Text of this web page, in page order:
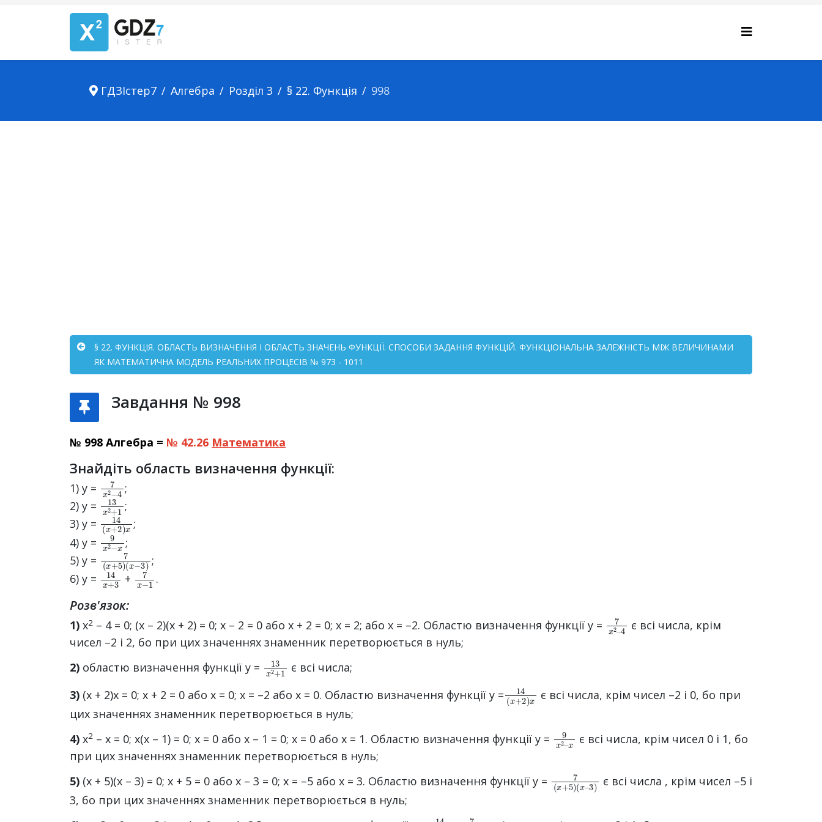
ГДЗІстер7 Алгебра Розділ 3 § 22. Функція 998
§ 22. ФУНКЦІЯ. ОБЛАСТЬ ВИЗНАЧЕННЯ І ОБЛАСТЬ ЗНАЧЕНЬ ФУНКЦІЇ. СПОСОБИ ЗАДАННЯ ФУНКЦІЙ. ФУНКЦІОНАЛЬНА ЗАЛЕЖНІСТЬ МІЖ ВЕЛИЧИНАМИ
ЯК МАТЕМАТИЧНА МОДЕЛЬ РЕАЛЬНИХ ПРОЦЕСІВ № 973 - 1011
Завдання № 998
№ 998 Алгебра = № 42.26 Математика
Знайдіть область визначення функції:
1) y = 7 x2
;
2) y = 13x2;
3) y = 14(x + ;
4) y = 9x2−x
;
5) y = 7(x+5
(x−3)
;
6) y = 14x+3
+ 7x− .
Розв'язок:
1) x2 – 4 = 0; (х – 2)(х + 2) = 0; х – 2 = 0 або х + 2 = 0; х = 2; або х = –2. Областю визначення функції у = x
є всі числа, крім
чисел –2 і 2, бо при цих значеннях знаменник перетворюється в нуль;
2) областю визначення функції у = 13x
є всі числа;
3) (х + 2)х = 0; х + 2 = 0 або х = 0; х = –2 або х = 0. Областю визначення функції у = 14(x
є всі числа, крім чисел –2 і 0, бо при
цих значеннях знаменник перетворюється в нуль;
4) x2 – х = 0; х(х – 1) = 0; х = 0 або x – 1 = 0; x = 0 або х = 1. Областю визначення функції у = x
є всі числа, крім чисел 0 i 1, бо
при цих значеннях знаменник перетворюється в нуль;
5) (х + 5)(х – 3) = 0; х + 5 = 0 або х – 3 = 0; х = –5 або х = 3. Областю визначення функції у = +5
3)
є всі числа , крім чисел –5 і
3, бо при цих значеннях знаменник перетворюється в нуль;
14 х